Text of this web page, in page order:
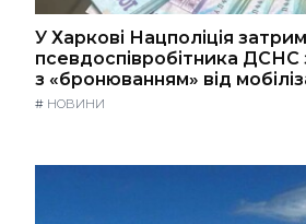
У Харкові Нацполіція
псевдоспівробітника ДСНС
з «бронюванням» від
# НОВИНИ